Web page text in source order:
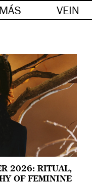
MÁS VEIN
2026: RITUAL,
OF FEMININE